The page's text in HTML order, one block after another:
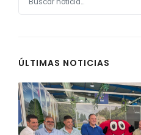
ÚLTIMAS NOTICIAS